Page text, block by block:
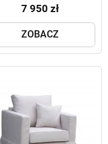
7 950 zł
ZOBACZ